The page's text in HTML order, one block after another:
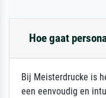
Hoe gaat
Bij Meisterdrucke is
een eenvoudig en